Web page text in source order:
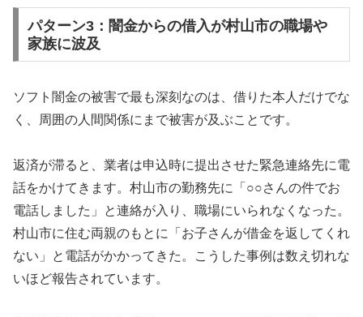
パターン3：闇金からの借入が村山市の職場や
家族に波及
ソフト闇金の被害で最も深刻なのは、借りた本人だけでな
く、周囲の人間関係にまで被害が及ぶことです。
返済が滞ると、業者は申込時に提出させた緊急連絡先に電
話をかけてきます。村山市の勤務先に「○○さんの件でお
電話しました」と連絡が入り、職場にいられなくなった。
村山市に住む両親のもとに「お子さんが借金を返してくれ
ない」と電話がかかってきた。こうした事例は数え切れな
いほど報告されています。